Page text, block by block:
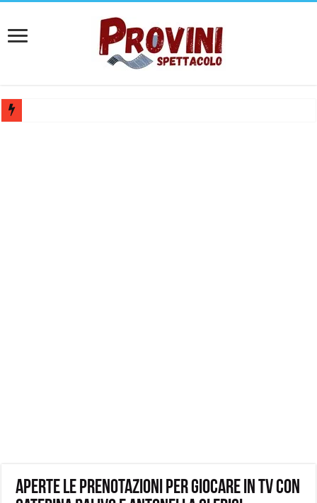
Aperte le prenotazioni per giocare in tv con